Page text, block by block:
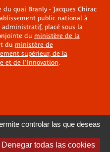
du quai Branly - Jacques Chirac
public national à
administratif, placé sous la
du ministère de la
du ministère de
supérieur, de la
et de l'Innovation.
controlar las que deseas
Denegar todas las cookies